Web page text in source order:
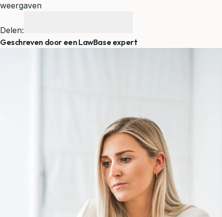
weergaven
Delen:
Geschreven door een LawBase expert